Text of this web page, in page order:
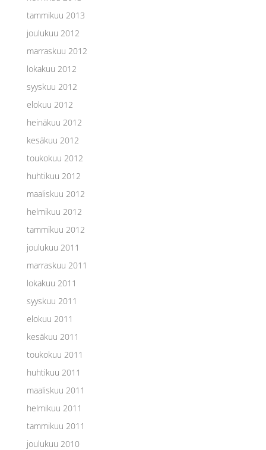
tammikuu 2013
joulukuu 2012
marraskuu 2012
lokakuu 2012
syyskuu 2012
elokuu 2012
heinäkuu 2012
kesäkuu 2012
toukokuu 2012
huhtikuu 2012
maaliskuu 2012
helmikuu 2012
tammikuu 2012
joulukuu 2011
marraskuu 2011
lokakuu 2011
syyskuu 2011
elokuu 2011
kesäkuu 2011
toukokuu 2011
huhtikuu 2011
maaliskuu 2011
helmikuu 2011
tammikuu 2011
joulukuu 2010